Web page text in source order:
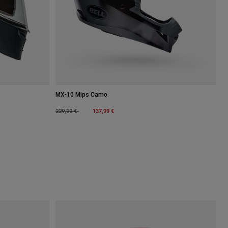
MX-10 Mips Camo
Price reduced from
229,99 € 137,99 €